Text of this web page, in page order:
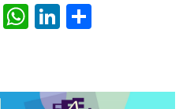
ViberWhatsApp
LinkedIn